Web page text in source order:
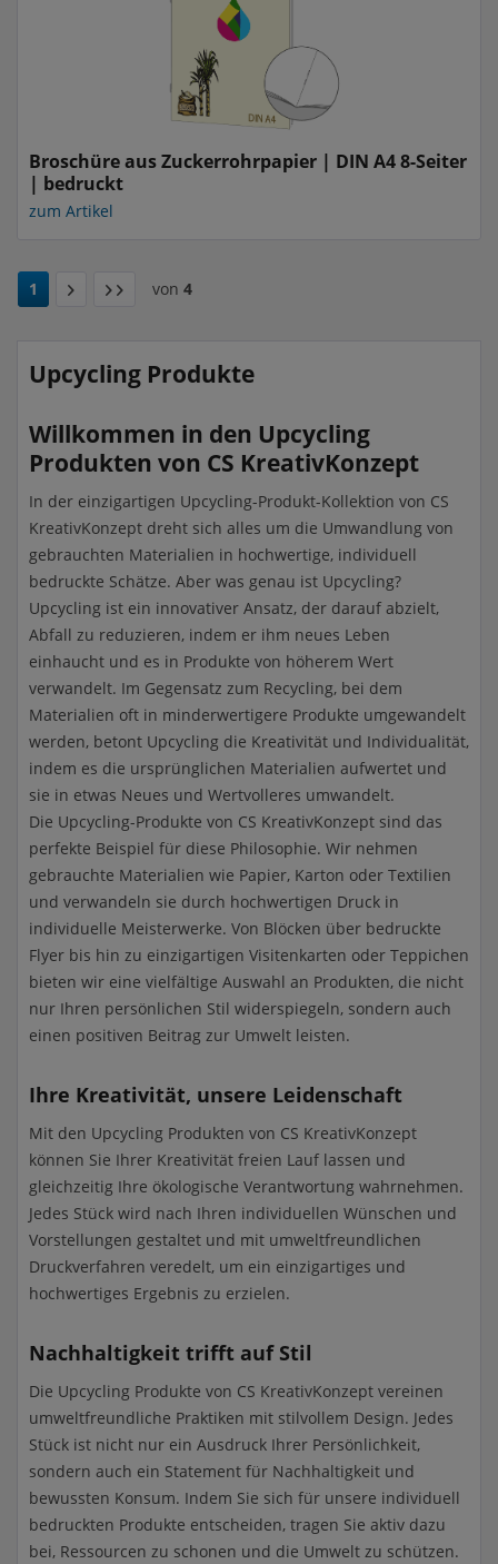
Broschüre aus Zuckerrohrpapier | DIN A4 8-Seiter
| bedruckt
zum Artikel
1 von 4
Upcycling Produkte
Willkommen in den Upcycling
Produkten von CS KreativKonzept
In der einzigartigen Upcycling-Produkt-Kollektion von CS
KreativKonzept dreht sich alles um die Umwandlung von
gebrauchten Materialien in hochwertige, individuell
bedruckte Schätze. Aber was genau ist Upcycling?
Upcycling ist ein innovativer Ansatz, der darauf abzielt,
Abfall zu reduzieren, indem er ihm neues Leben
einhaucht und es in Produkte von höherem Wert
verwandelt. Im Gegensatz zum Recycling, bei dem
Materialien oft in minderwertigere Produkte umgewandelt
werden, betont Upcycling die Kreativität und Individualität,
indem es die ursprünglichen Materialien aufwertet und
sie in etwas Neues und Wertvolleres umwandelt.
Die Upcycling-Produkte von CS KreativKonzept sind das
perfekte Beispiel für diese Philosophie. Wir nehmen
gebrauchte Materialien wie Papier, Karton oder Textilien
und verwandeln sie durch hochwertigen Druck in
individuelle Meisterwerke. Von Blöcken über bedruckte
Flyer bis hin zu einzigartigen Visitenkarten oder Teppichen
bieten wir eine vielfältige Auswahl an Produkten, die nicht
nur Ihren persönlichen Stil widerspiegeln, sondern auch
einen positiven Beitrag zur Umwelt leisten.
Ihre Kreativität, unsere Leidenschaft
Mit den Upcycling Produkten von CS KreativKonzept
können Sie Ihrer Kreativität freien Lauf lassen und
gleichzeitig Ihre ökologische Verantwortung wahrnehmen.
Jedes Stück wird nach Ihren individuellen Wünschen und
Vorstellungen gestaltet und mit umweltfreundlichen
Druckverfahren veredelt, um ein einzigartiges und
hochwertiges Ergebnis zu erzielen.
Nachhaltigkeit trifft auf Stil
Die Upcycling Produkte von CS KreativKonzept vereinen
umweltfreundliche Praktiken mit stilvollem Design. Jedes
Stück ist nicht nur ein Ausdruck Ihrer Persönlichkeit,
sondern auch ein Statement für Nachhaltigkeit und
bewussten Konsum. Indem Sie sich für unsere individuell
bedruckten Produkte entscheiden, tragen Sie aktiv dazu
bei, Ressourcen zu schonen und die Umwelt zu schützen.